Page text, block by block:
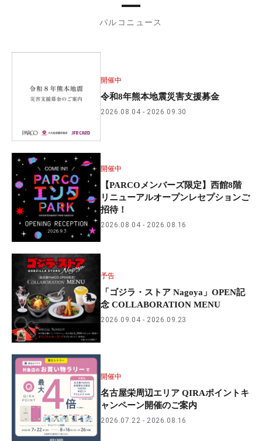
パルコニュース
開催中
令和8年熊本地震災害支援募金
2026.08.04 2026.09.30
開催中
【PARCOメンバーズ限定】西館8階
リニューアルオープンレセプションご
招待！
2026.08.04 2026.08.16
予告
「ゴジラ・ストア Nagoya」OPEN記
念 COLLABORATION MENU
2026.09.04 2026.09.23
開催中
名古屋栄周辺エリア QIRAポイントキ
ャンペーン開催のご案内
2026.07.22 2026.08.16